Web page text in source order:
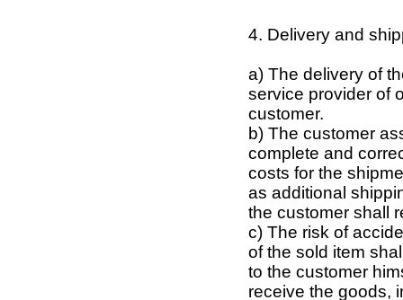
4. Delivery and
a) The delivery of
service provider of
customer.
b) The customer
complete and
costs for the
as additional
the customer shall
c) The risk of
of the sold item
to the customer
receive the goods,